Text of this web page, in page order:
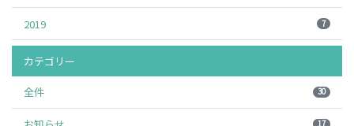
2019 7
カテゴリー
全件 30
17